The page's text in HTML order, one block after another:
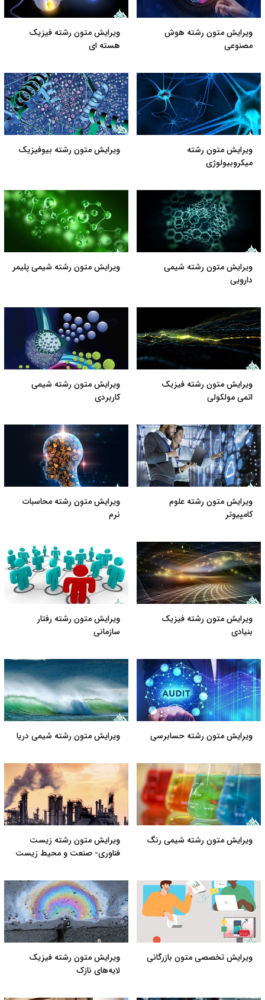
ویرایش متون رشته هوش
مصنوعی
ویرایش متون رشته فیزیک
هسته ای
ویرایش متون رشته
میکروبیولوژی
ویرایش متون رشته بیوفیزیک
ویرایش متون رشته شیمی
دارویی
ویرایش متون رشته شیمی پلیمر
ویرایش متون رشته فیزیک
اتمی مولکولی
ویرایش متون رشته شیمی
کاربردی
ویرایش متون رشته علوم
کامپیوتر
ویرایش متون رشته محاسبات
نرم
ویرایش متون رشته فیزیک
بنیادی
ویرایش متون رشته رفتار
سازمانی
ویرایش متون رشته حسابرسی ویرایش متون رشته شیمی دریا
ویرایش متون رشته شیمی رنگ
ویرایش متون رشته زیست
فناوری- صنعت و محیط زیست
ویرایش تخصصی متون بازرگانی
ویرایش متون رشته فیزیک
لایه‌های نازک